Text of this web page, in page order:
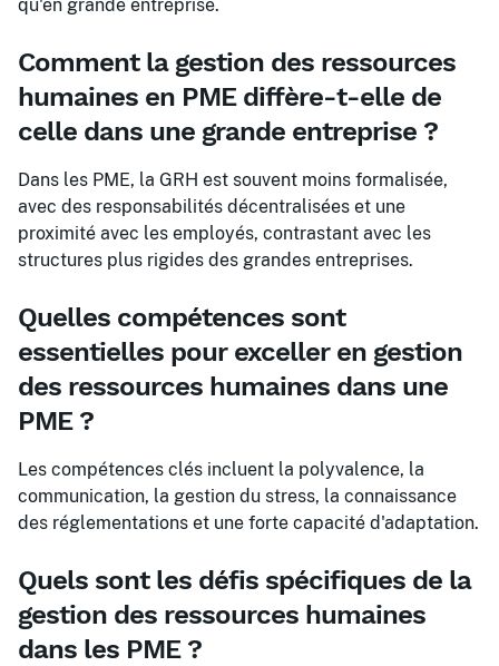
qu'en grande entreprise.
Comment la gestion des ressources
humaines en PME diffère-t-elle de
celle dans une grande entreprise ?
Dans les PME, la GRH est souvent moins formalisée,
avec des responsabilités décentralisées et une
proximité avec les employés, contrastant avec les
structures plus rigides des grandes entreprises.
Quelles compétences sont
essentielles pour exceller en gestion
des ressources humaines dans une
PME ?
Les compétences clés incluent la polyvalence, la
communication, la gestion du stress, la connaissance
des réglementations et une forte capacité d'adaptation.
Quels sont les défis spécifiques de la
gestion des ressources humaines
dans les PME ?